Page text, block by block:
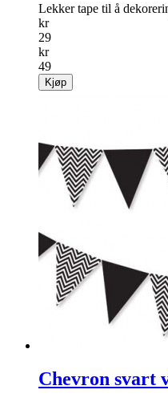
Lekker tape til å
kr
29
kr
49
Kjøp
Chevron svart